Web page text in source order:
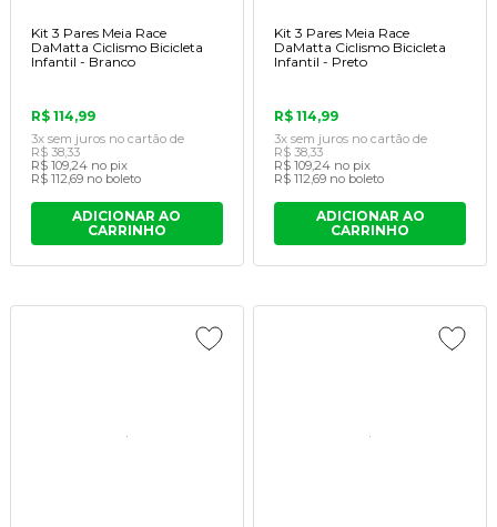
Kit 3 Pares Meia Race
DaMatta Ciclismo Bicicleta
Infantil - Branco
R$ 114,99
3x sem juros no cartãode
R$ 38,33
R$ 109,24 no pix
R$ 112,69 no boleto
ADICIONAR AO
CARRINHO
Kit 3 Pares Meia Race
DaMatta Ciclismo Bicicleta
Infantil - Preto
R$ 114,99
3x sem juros no cartão de
R$ 38,33
R$ 109,24 no pix
R$ 112,69 no boleto
ADICIONAR AO
CARRINHO